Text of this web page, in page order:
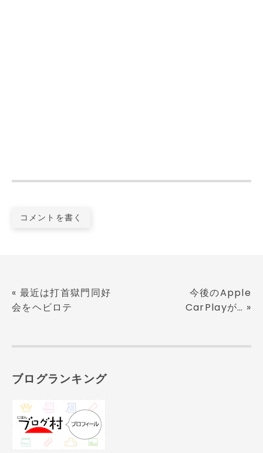
コメントを書く
« 最近は打首獄門同好
会をヘビロテ
今後のApple
CarPlayが… »
ブログランキング